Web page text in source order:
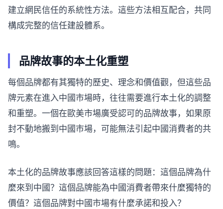
建立網民信任的系統性方法。這些方法相互配合，共同
構成完整的信任建設體系。
品牌故事的本土化重塑
每個品牌都有其獨特的歷史、理念和價值觀，但這些品
牌元素在進入中國市場時，往往需要進行本土化的調整
和重塑。一個在歐美市場廣受認可的品牌故事，如果原
封不動地搬到中國市場，可能無法引起中國消費者的共
鳴。
本土化的品牌故事應該回答這樣的問題：這個品牌為什
麼來到中國？這個品牌能為中國消費者帶來什麼獨特的
價值？這個品牌對中國市場有什麼承諾和投入？